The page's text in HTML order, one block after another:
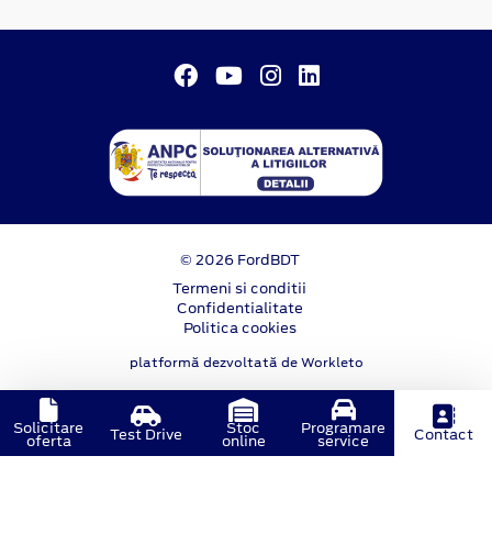
© 2026 FordBDT
Termeni si conditii
Confidentialitate
Politica cookies
platformă dezvoltată de Workleto
Solicitare
oferta Test Drive Stoc
online
Programare
service Contact